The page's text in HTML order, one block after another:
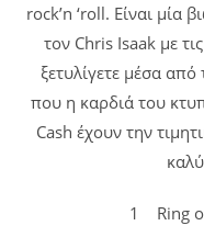
rock’n ‘roll. Είναι μία
τον Chris Isaak με
ξετυλίγετε μέσα από
που η καρδιά του
Cash έχουν την
1 Ring